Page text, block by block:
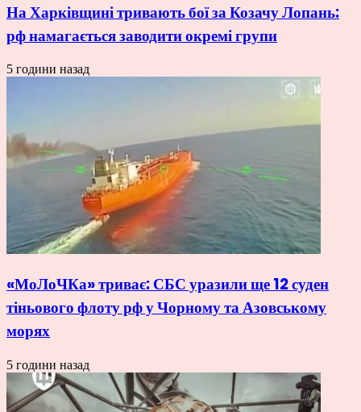
На Харківщині тривають бої за Козачу Лопань:
рф намагається заводити окремі групи
5 години назад
«МоЛоЧКа» триває: СБС уразили ще 12 суден
тіньового флоту рф у Чорному та Азовському
морях
5 години назад